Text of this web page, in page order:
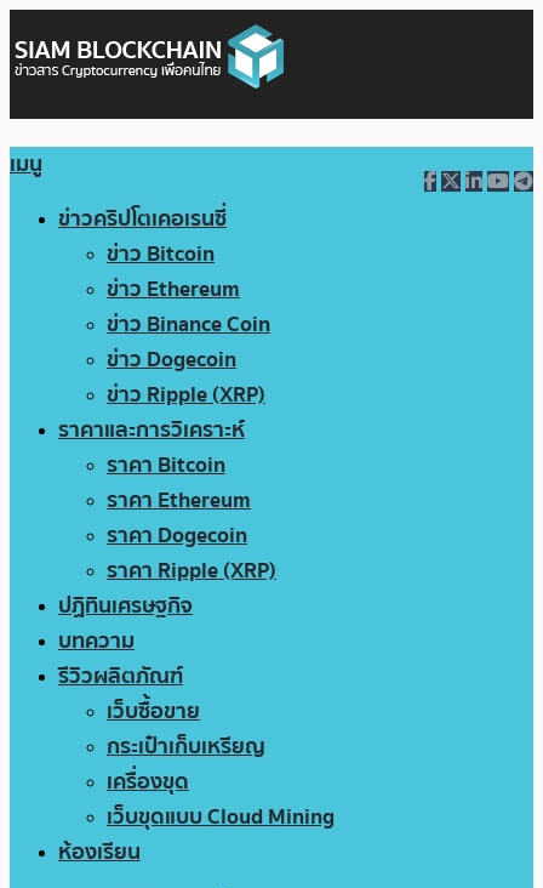
เมนู
ข่าวคริปโตเคอเรนซี่
ข่าว Bitcoin
ข่าว Ethereum
ข่าว Binance Coin
ข่าว Dogecoin
ข่าว Ripple (XRP)
ราคาและการวิเคราะห์
ราคา Bitcoin
ราคา Ethereum
ราคา Dogecoin
ราคา Ripple (XRP)
ปฏิทินเศรษฐกิจ
บทความ
รีวิวผลิตภัณฑ์
เว็บซื้อขาย
กระเป๋าเก็บเหรียญ
เครื่องขุด
เว็บขุดแบบ Cloud Mining
ห้องเรียน